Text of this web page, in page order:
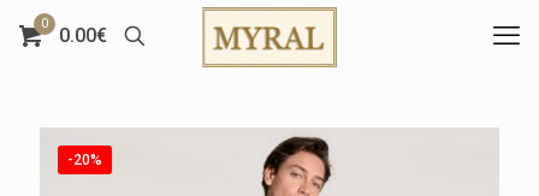
0
0.00€
-20%